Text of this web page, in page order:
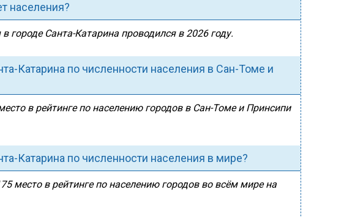
населения?
городе Санта-Катарина проводился в 2026 году.
Катарина по численности населения в Сан-Томе и
в рейтинге по населению городов в Сан-Томе и Принсипи
Катарина по численности населения в мире?
место в рейтинге по населению городов во всём мире на